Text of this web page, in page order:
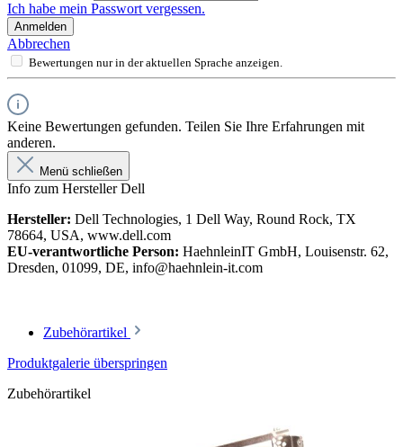
Ich habe mein Passwort vergessen.
Anmelden
Abbrechen
Bewertungen nur in der aktuellen Sprache anzeigen.
Keine Bewertungen gefunden. Teilen Sie Ihre Erfahrungen mit
anderen.
Menü schließen
Info zum Hersteller Dell
Hersteller: Dell Technologies, 1 Dell Way, Round Rock, TX
78664, USA, www.dell.com
EU-verantwortliche Person: HaehnleinIT GmbH, Louisenstr. 62,
Dresden, 01099, DE, info@haehnlein-it.com
Zubehörartikel
Produktgalerie überspringen
Zubehörartikel